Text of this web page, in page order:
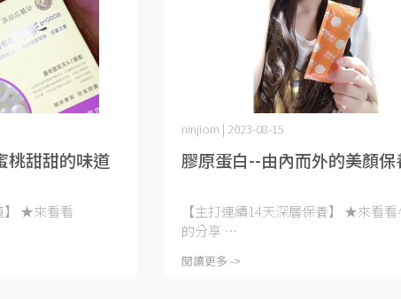
桃甜甜的味道
】 ★來看看
膠原蛋白--由內而外的美顏保
ninjiom | 2023-08-15
【主打連續14天深層保養】 ★來看
的分享 ⋯
閱讀更多 ->